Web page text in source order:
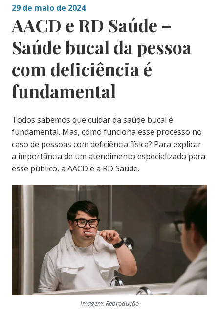
29 de maio de 2024
AACD e RD Saúde –
Saúde bucal da pessoa
com deficiência é
fundamental
Todos sabemos que cuidar da saúde bucal é
fundamental. Mas, como funciona esse processo no
caso de pessoas com deficiência física? Para explicar
a importância de um atendimento especializado para
esse público, a AACD e a RD Saúde.
Imagem: Reprodução